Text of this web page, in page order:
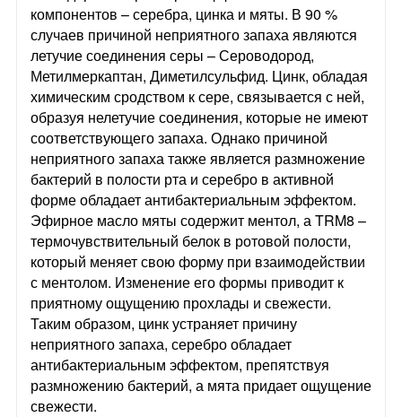
компонентов – серебра, цинка и мяты. В 90 %
случаев причиной неприятного запаха являются
летучие соединения серы – Сероводород,
Метилмеркаптан, Диметилсульфид. Цинк, обладая
химическим сродством к сере, связывается с ней,
образуя нелетучие соединения, которые не имеют
соответствующего запаха. Однако причиной
неприятного запаха также является размножение
бактерий в полости рта и серебро в активной
форме обладает антибактериальным эффектом.
Эфирное масло мяты содержит ментол, а TRM8 –
термочувствительный белок в ротовой полости,
который меняет свою форму при взаимодействии
с ментолом. Изменение его формы приводит к
приятному ощущению прохлады и свежести.
Таким образом, цинк устраняет причину
неприятного запаха, серебро обладает
антибактериальным эффектом, препятствуя
размножению бактерий, а мята придает ощущение
свежести.